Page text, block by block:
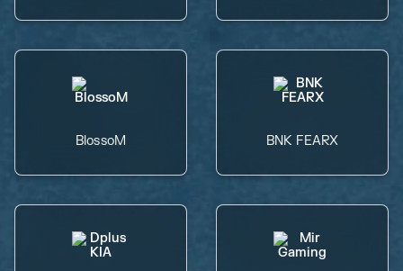
BlossoM BNK FEARX